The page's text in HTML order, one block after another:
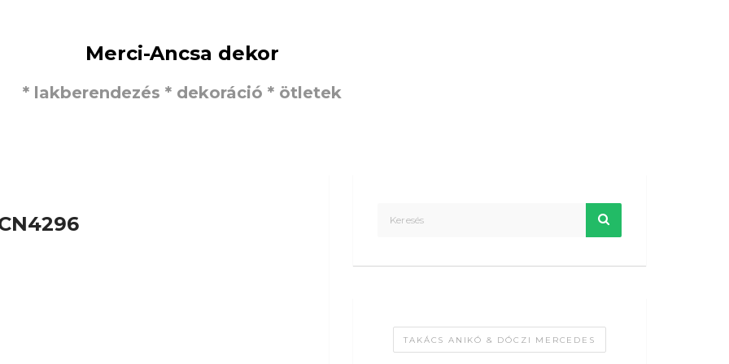
Merci-Ancsa dekor
* lakberendezés * dekoráció * ötletek
TAKÁCS ANIKÓ & DÓCZI MERCEDES